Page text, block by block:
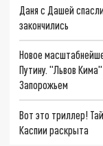
Даня с Дашей
закончились
Новое
Путину. "Львов
Запорожьем
Вот это триллер!
Каспии раскрыта